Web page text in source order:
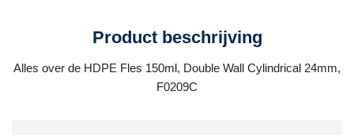
Product beschrijving
Alles over de HDPE Fles 150ml, Double Wall Cylindrical 24mm,
F0209C